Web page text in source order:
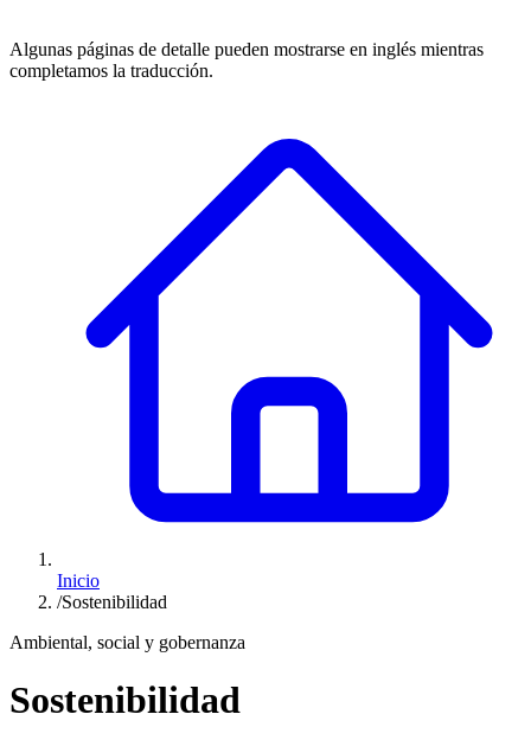
Algunas páginas de detalle pueden mostrarse en inglés mientras
completamos la traducción.
Inicio
/Sostenibilidad
Ambiental, social y gobernanza
Sostenibilidad